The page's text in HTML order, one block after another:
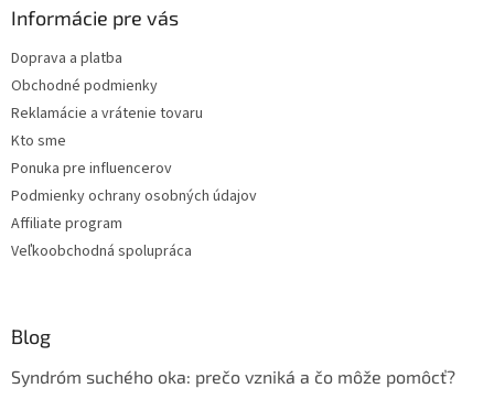
Informácie pre vás
Doprava a platba
Obchodné podmienky
Reklamácie a vrátenie tovaru
Kto sme
Ponuka pre influencerov
Podmienky ochrany osobných údajov
Affiliate program
Veľkoobchodná spolupráca
Blog
Syndróm suchého oka: prečo vzniká a čo môže pomôcť?